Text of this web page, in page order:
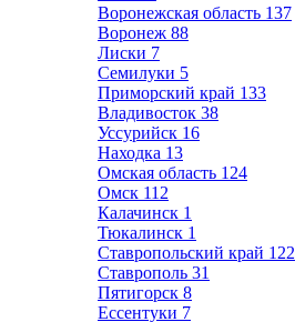
Воронежская область 137
Воронеж 88
Лиски 7
Семилуки 5
Приморский край 133
Владивосток 38
Уссурийск 16
Находка 13
Омская область 124
Омск 112
Калачинск 1
Тюкалинск 1
Ставропольский край 122
Ставрополь 31
Пятигорск 8
Ессентуки 7